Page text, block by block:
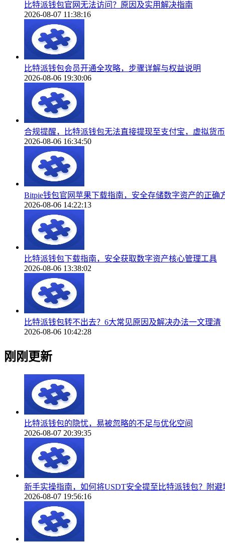
比特派钱包官网无法访问？原因及实用解决指南
2026-08-07 11:38:16
比特派钱包会员开通全攻略，步骤详解与权益说明
2026-08-06 19:30:06
合规提醒，比特派钱包无法直接提现至支付宝，虚拟货
2026-08-06 16:34:50
Bitpie钱包官网苹果下载指南，安全存储数字资产的正确
2026-08-06 14:22:13
比特派钱包下载指南，安全获取数字资产核心管理工具
2026-08-06 13:38:02
比特派钱包转不出去？6大常见原因及解决办法一文理清
2026-08-06 10:42:28
刚刚更新
比特派钱包的隐忧，易被忽略的不足与优化空间
2026-08-07 20:39:35
新手实操指南，如何将USDT安全提至比特派钱包？附避
2026-08-07 19:56:16